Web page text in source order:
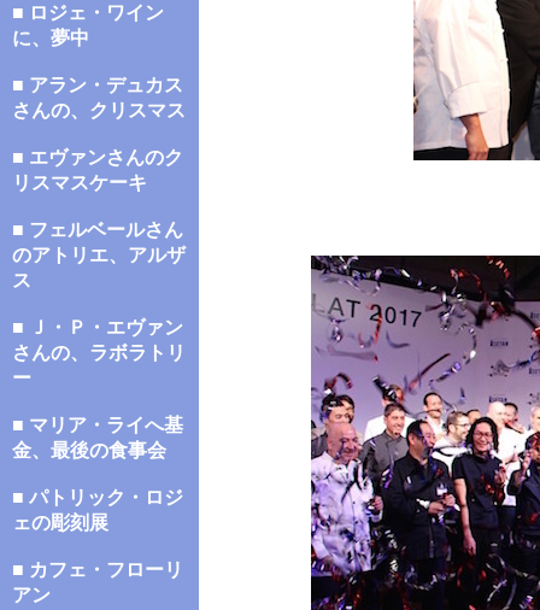
■ ロジェ・ワイン
に、夢中
■ アラン・デュカス
さんの、クリスマス
■ エヴァンさんのク
リスマスケーキ
■ フェルベールさん
のアトリエ、アルザ
ス
■ Ｊ・Ｐ・エヴァン
さんの、ラボラトリ
ー
■ マリア・ライへ基
金、最後の食事会
■ パトリック・ロジ
ェの彫刻展
■ カフェ・フローリ
アン